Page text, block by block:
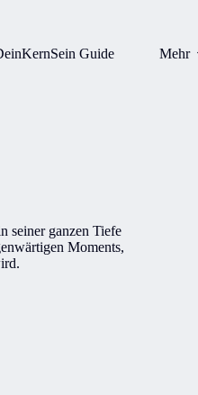
Guide Mehr
seiner ganzen Tiefe
Moments,